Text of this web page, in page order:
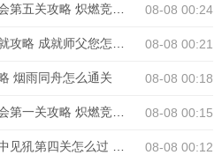
08-08 00:24
08-08 00:21
烟雨同舟怎么通关 08-08 00:18
08-08 00:15
08-08 00:12